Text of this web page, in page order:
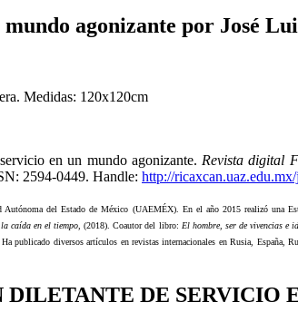
agonizante por José
Medidas: 120x120cm
en un mundo agonizante. Revista digital
2594-0449. Handle: http://
del Estado de México (UAEMÉX). En el año 2015 realizó una
caída en el tiempo , (2018). Coautor del libro: El hombre, ser de vivencias e
publicado diversos artículos en revistas internacionales en Rusia,
DE SERVICIO